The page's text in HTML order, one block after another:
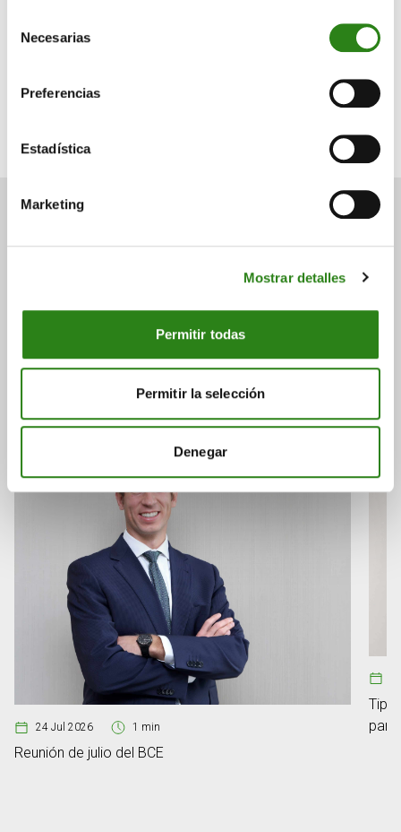
Necesarias
Preferencias
Estadística
Marketing
Mostrar detalles
Permitir todas
Permitir la selección
Denegar
Charles Castillo
Senior Portfolio Manager. Creand Wealth Management
También puede
interesarte
24 Jul 2026 1 min
Reunión de julio del BCE